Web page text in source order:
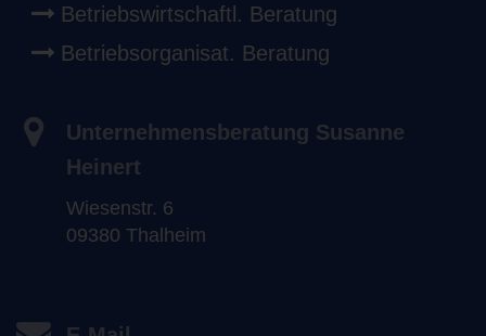
Betriebswirtschaftl. Beratung
Betriebsorganisat. Beratung
Unternehmensberatung Susanne
Heinert
Wiesenstr. 6
09380 Thalheim